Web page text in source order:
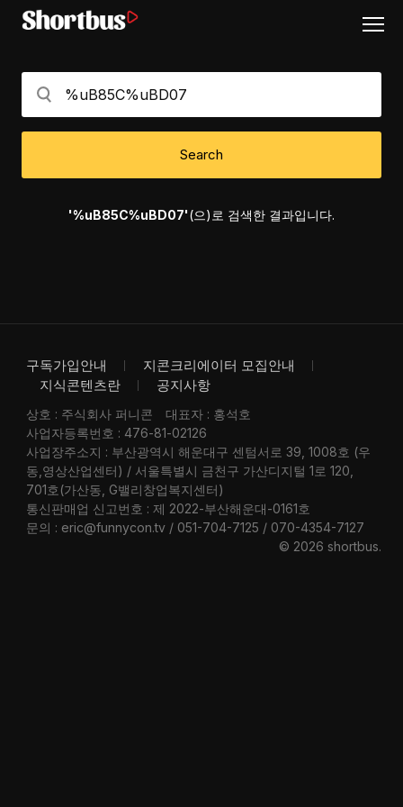
Search
'%uB85C%uBD07'(으)로 검색한 결과입니다.
구독가입안내
지콘크리에이터 모집안내
지식콘텐츠란
공지사항
상호 : 주식회사 퍼니콘
대표자 : 홍석호
사업자등록번호 : 476-81-02126
사업장주소지 : 부산광역시 해운대구 센텀서로 39, 1008호 (우
동,영상산업센터) / 서울특별시 금천구 가산디지털 1로 120,
701호(가산동, G밸리창업복지센터)
통신판매업 신고번호 : 제 2022-부산해운대-0161호
문의 : eric@funnycon.tv / 051-704-7125 / 070-4354-7127
© 2026 shortbus.